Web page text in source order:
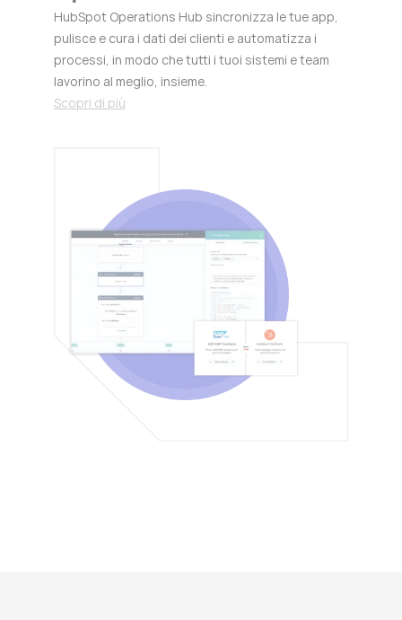
HubSpot Operations Hub sincronizza le tue app,
pulisce e cura i dati dei clienti e automatizza i
processi, in modo che tutti i tuoi sistemi e team
lavorino al meglio, insieme.
Scopri di più